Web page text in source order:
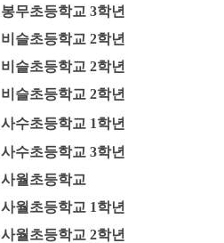
봉무초등학교 3학년
비슬초등학교 2학년
비슬초등학교 2학년
비슬초등학교 2학년
사수초등학교 1학년
사수초등학교 3학년
사월초등학교
사월초등학교 1학년
사월초등학교 2학년